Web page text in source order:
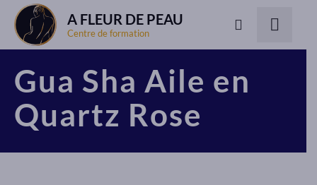
A FLEUR DE PEAU
Centre de formation
Gua Sha Aile en
Quartz Rose